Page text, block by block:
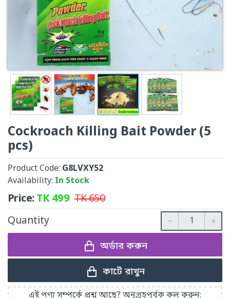
Cockroach Killing Bait Powder (5
pcs)
Product Code: G8LVXY52
Availability: In Stock
Price:TK499 TK650
Quantity
অর্ডার করুন
কার্টে রাখুন
এই পণ্য সম্পর্কে প্রশ্ন আছে? অনুগ্রহপূর্বক কল করুন: